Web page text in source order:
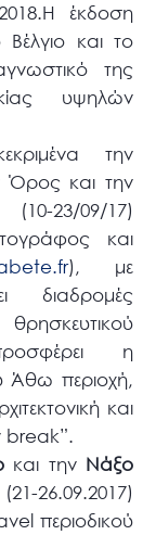
έκδοση
και το
της
υψηλών
την
Όρος και την
(10-23/09/17)
και
), με
διαδρομές
η
Άθω περιοχή,
και
break”.
και την Νάξο
περιοδικού